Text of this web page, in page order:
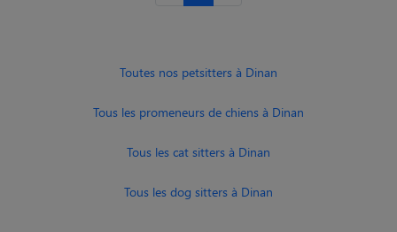
Toutes nos petsitters à Dinan
Tous les promeneurs de chiens à Dinan
Tous les cat sitters à Dinan
Tous les dog sitters à Dinan